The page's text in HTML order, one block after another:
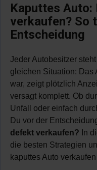
Kaputtes Auto:
verkaufen? So
Entscheidung
Jeder Autobesitzer
gleichen Situation: Das
war, zeigt plötzlich
versagt komplett. Ob
Unfall oder einfach
Du vor der
defekt verkaufen? In
die besten Strategien
kaputtes Auto